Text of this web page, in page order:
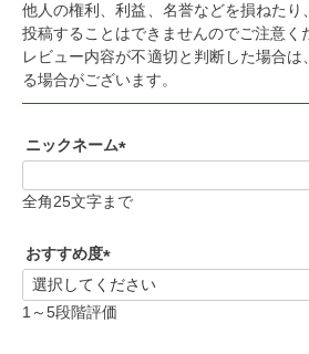
他人の権利、利益、名誉などを損ねたり
投稿することはできませんのでご注意く
レビュー内容が不適切と判断した場合
る場合がございます。
ニックネーム
必
全角25文字まで
おすすめ度
(
必
1～5段階評価